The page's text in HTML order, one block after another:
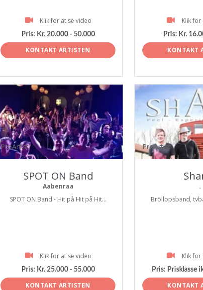
Klik for at se video
Pris: Kr. 20.000 - 50.000
KONTAKT ARTISTEN
Klik for
Pris: Kr.
KONTAKT
ProArtist
SPOT ON Band
Aabenraa
SPOT ON Band - Hit på Hit på Hit...
Klik for at se video
Pris: Kr. 25.000 - 55.000
KONTAKT ARTISTEN
ProArtist
.
Bröllopsband,
Klik for
Pris: Prisklasse
KONTAKT